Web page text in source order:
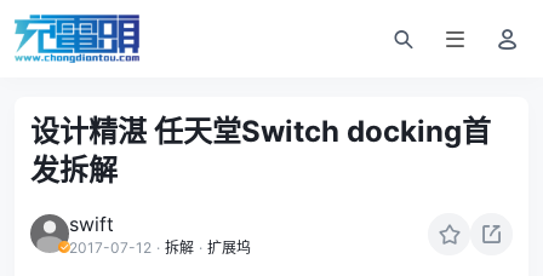
设计精湛 任天堂Switch docking首
发拆解
swift
2017-07-12 · 拆解 · 扩展坞